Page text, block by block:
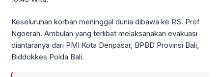
Keseluruhan korban meninggal dunia dibawa ke RS. Prof
Ngoerah. Ambulan yang terlibat melaksanakan evakuasi
diantaranya dari PMI Kota Denpasar, BPBD Provinsi Bali,
Biddokkes Polda Bali.